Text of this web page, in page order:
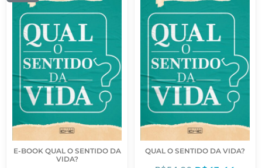
E-BOOK QUAL O SENTIDO DA
VIDA?
QUAL O SENTIDO DA VIDA?